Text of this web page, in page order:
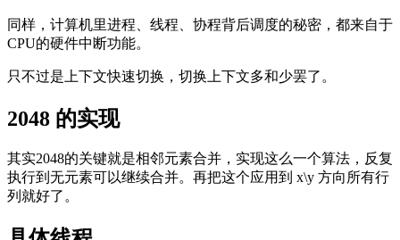
同样，计算机里进程、线程、协程背后调度的秘密，都来自于
CPU的硬件中断功能。
只不过是上下文快速切换，切换上下文多和少罢了。
2048 的实现
其实2048的关键就是相邻元素合并，实现这么一个算法，反复
执行到无元素可以继续合并。再把这个应用到 x\y 方向所有行
列就好了。